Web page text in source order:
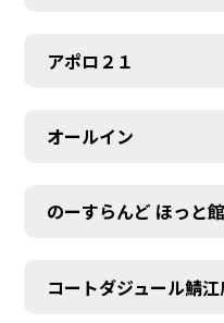
アポロ２１
オールイン
のーすらんど ほっと館
コートダジュール鯖